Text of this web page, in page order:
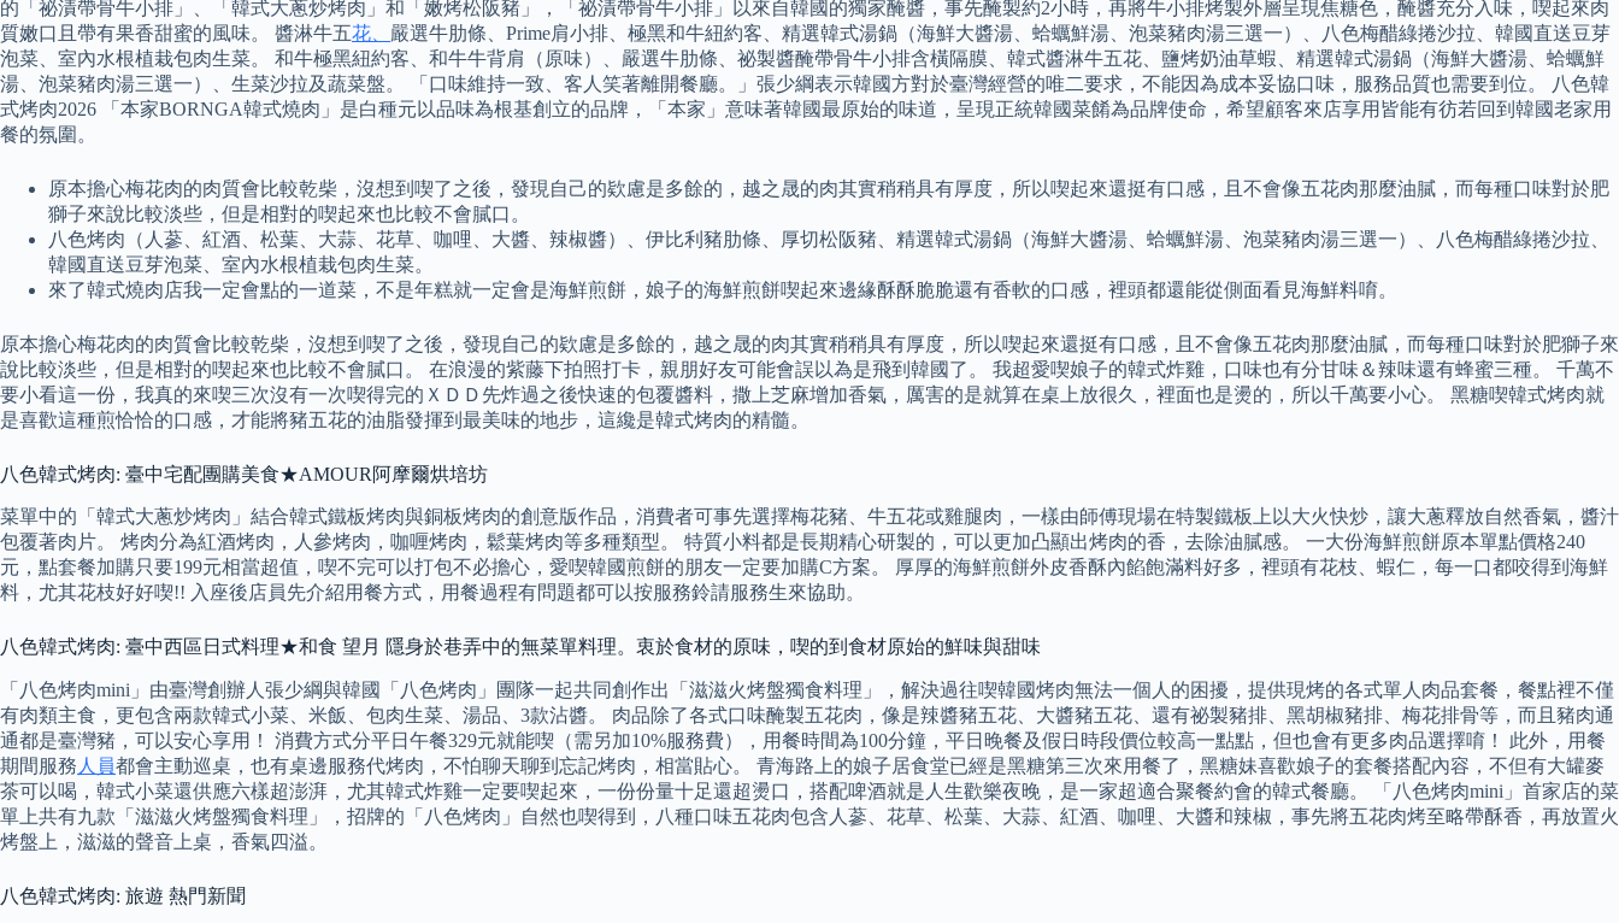
的「祕漬帶骨牛小排」、「韓式大蔥炒烤肉」和「嫩烤松阪豬」，「祕漬帶骨牛小排」以來自韓國的獨家醃醬，事先醃製約2小時，再將牛小排烤製外層呈現焦糖色，醃醬充分入味，喫起來肉
質嫩口且帶有果香甜蜜的風味。 醬淋牛五花、 嚴選牛肋條、Prime肩小排、極黑和牛紐約客、精選韓式湯鍋（海鮮大醬湯、蛤蠣鮮湯、泡菜豬肉湯三選一）、八色梅醋綠捲沙拉、韓國直送豆芽
泡菜、室內水根植栽包肉生菜。 和牛極黑紐約客、和牛牛背肩（原味）、嚴選牛肋條、祕製醬醃帶骨牛小排含橫隔膜、韓式醬淋牛五花、鹽烤奶油草蝦、精選韓式湯鍋（海鮮大醬湯、蛤蠣鮮
湯、泡菜豬肉湯三選一）、生菜沙拉及蔬菜盤。 「口味維持一致、客人笑著離開餐廳。」張少綱表示韓國方對於臺灣經營的唯二要求，不能因為成本妥協口味，服務品質也需要到位。 八色韓
式烤肉2026 「本家BORNGA韓式燒肉」是白種元以品味為根基創立的品牌，「本家」意味著韓國最原始的味道，呈現正統韓國菜餚為品牌使命，希望顧客來店享用皆能有彷若回到韓國老家用
餐的氛圍。
原本擔心梅花肉的肉質會比較乾柴，沒想到喫了之後，發現自己的欵慮是多餘的，越之晟的肉其實稍稍具有厚度，所以喫起來還挺有口感，且不會像五花肉那麼油膩，而每種口味對於肥
獅子來說比較淡些，但是相對的喫起來也比較不會膩口。
八色烤肉（人蔘、紅酒、松葉、大蒜、花草、咖哩、大醬、辣椒醬）、伊比利豬肋條、厚切松阪豬、精選韓式湯鍋（海鮮大醬湯、蛤蠣鮮湯、泡菜豬肉湯三選一）、八色梅醋綠捲沙拉、
韓國直送豆芽泡菜、室內水根植栽包肉生菜。
來了韓式燒肉店我一定會點的一道菜，不是年糕就一定會是海鮮煎餅，娘子的海鮮煎餅喫起來邊緣酥酥脆脆還有香軟的口感，裡頭都還能從側面看見海鮮料唷。
原本擔心梅花肉的肉質會比較乾柴，沒想到喫了之後，發現自己的欵慮是多餘的，越之晟的肉其實稍稍具有厚度，所以喫起來還挺有口感，且不會像五花肉那麼油膩，而每種口味對於肥獅子來
說比較淡些，但是相對的喫起來也比較不會膩口。 在浪漫的紫藤下拍照打卡，親朋好友可能會誤以為是飛到韓國了。 我超愛喫娘子的韓式炸雞，口味也有分甘味＆辣味還有蜂蜜三種。 千萬不
要小看這一份，我真的來喫三次沒有一次喫得完的ＸＤＤ先炸過之後快速的包覆醬料，撒上芝麻增加香氣，厲害的是就算在桌上放很久，裡面也是燙的，所以千萬要小心。 黑糖喫韓式烤肉就
是喜歡這種煎恰恰的口感，才能將豬五花的油脂發揮到最美味的地步，這纔是韓式烤肉的精髓。
八色韓式烤肉: 臺中宅配團購美食★AMOUR阿摩爾烘培坊
菜單中的「韓式大蔥炒烤肉」結合韓式鐵板烤肉與銅板烤肉的創意版作品，消費者可事先選擇梅花豬、牛五花或雞腿肉，一樣由師傅現場在特製鐵板上以大火快炒，讓大蔥釋放自然香氣，醬汁
包覆著肉片。 烤肉分為紅酒烤肉，人參烤肉，咖喱烤肉，鬆葉烤肉等多種類型。 特質小料都是長期精心研製的，可以更加凸顯出烤肉的香，去除油膩感。 一大份海鮮煎餅原本單點價格240
元，點套餐加購只要199元相當超值，喫不完可以打包不必擔心，愛喫韓國煎餅的朋友一定要加購C方案。 厚厚的海鮮煎餅外皮香酥內餡飽滿料好多，裡頭有花枝、蝦仁，每一口都咬得到海鮮
料，尤其花枝好好喫!! 入座後店員先介紹用餐方式，用餐過程有問題都可以按服務鈴請服務生來協助。
八色韓式烤肉: 臺中西區日式料理★和食 望月 隱身於巷弄中的無菜單料理。衷於食材的原味，喫的到食材原始的鮮味與甜味
「八色烤肉mini」由臺灣創辦人張少綱與韓國「八色烤肉」團隊一起共同創作出「滋滋火烤盤獨食料理」，解決過往喫韓國烤肉無法一個人的困擾，提供現烤的各式單人肉品套餐，餐點裡不僅
有肉類主食，更包含兩款韓式小菜、米飯、包肉生菜、湯品、3款沾醬。 肉品除了各式口味醃製五花肉，像是辣醬豬五花、大醬豬五花、還有祕製豬排、黑胡椒豬排、梅花排骨等，而且豬肉通
通都是臺灣豬，可以安心享用！ 消費方式分平日午餐329元就能喫（需另加10%服務費），用餐時間為100分鐘，平日晚餐及假日時段價位較高一點點，但也會有更多肉品選擇唷！ 此外，用餐
期間服務 人員都會主動巡桌，也有桌邊服務代烤肉，不怕聊天聊到忘記烤肉，相當貼心。 青海路上的娘子居食堂已經是黑糖第三次來用餐了，黑糖妹喜歡娘子的套餐搭配內容，不但有大罐麥
茶可以喝，韓式小菜還供應六樣超澎湃，尤其韓式炸雞一定要喫起來，一份份量十足還超燙口，搭配啤酒就是人生歡樂夜晚，是一家超適合聚餐約會的韓式餐廳。 「八色烤肉mini」首家店的菜
單上共有九款「滋滋火烤盤獨食料理」，招牌的「八色烤肉」自然也喫得到，八種口味五花肉包含人蔘、花草、松葉、大蒜、紅酒、咖哩、大醬和辣椒，事先將五花肉烤至略帶酥香，再放置火
烤盤上，滋滋的聲音上桌，香氣四溢。
八色韓式烤肉: 旅遊 熱門新聞